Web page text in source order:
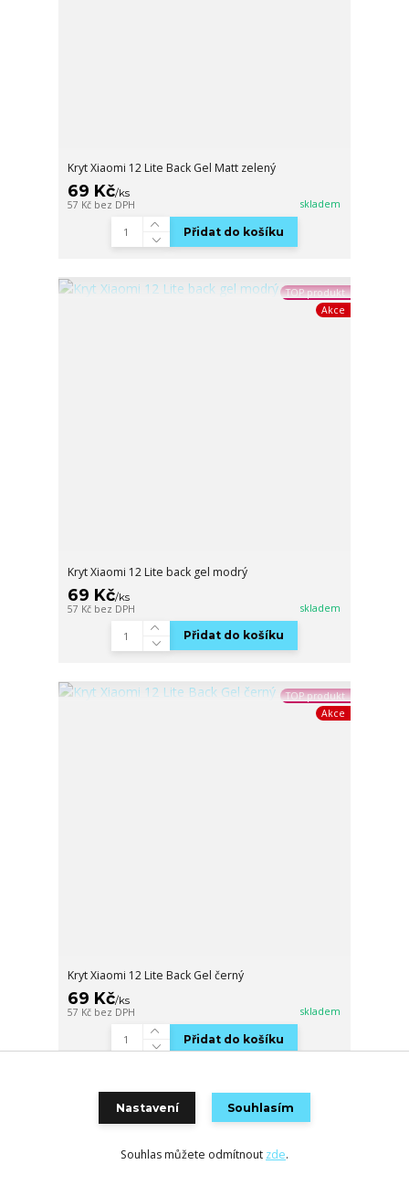
Kryt Xiaomi 12 Lite Back Gel Matt zelený
69 Kč/ks
57 Kč bez DPH skladem
Přidat do košíku
TOP produkt
Akce
Kryt Xiaomi 12 Lite back gel modrý
69 Kč/ks
57 Kč bez DPH skladem
Přidat do košíku
TOP produkt
Akce
Kryt Xiaomi 12 Lite Back Gel černý
69 Kč/ks
57 Kč bez DPH skladem
Přidat do košíku
Nastavení Souhlasím
Souhlas můžete odmítnout zde.